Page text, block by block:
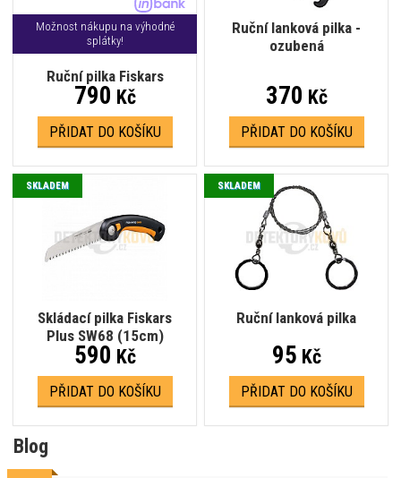
Možnost nákupu na výhodné
splátky!
Ruční pilka Fiskars
790 Kč
PŘIDAT DO KOŠÍKU
Ruční lanková pilka -
ozubená
370 Kč
PŘIDAT DO KOŠÍKU
Skládací pilka Fiskars
Plus SW68 (15cm)
SKLADEM
590 Kč
PŘIDAT DO KOŠÍKU
Ruční lanková pilka
SKLADEM
95 Kč
PŘIDAT DO KOŠÍKU
Blog